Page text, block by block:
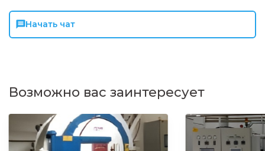
Начать чат
Возможно вас заинтересует